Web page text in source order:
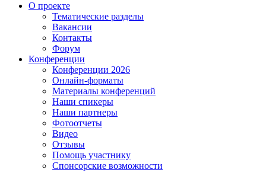
О проекте
Тематические разделы
Вакансии
Контакты
Форум
Конференции
Конференции 2026
Онлайн-форматы
Материалы конференций
Наши спикеры
Наши партнеры
Фотоотчеты
Видео
Отзывы
Помощь участнику
Спонсорские возможности